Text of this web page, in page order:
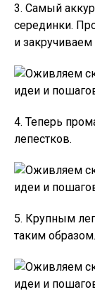
3. Самый
серединки.
и закручиваем
4. Теперь
лепестков.
5. Крупным
таким образом.